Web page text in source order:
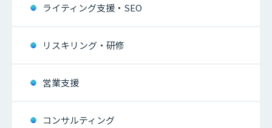
ライティング支援・SEO
リスキリング・研修
営業支援
コンサルティング